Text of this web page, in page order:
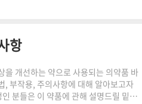
항
개선하는 약으로 사용되는 의약품 바
부작용, 주의사항에 대해 알아보고자
분들은 이 약품에 관해 설명드릴 밑의